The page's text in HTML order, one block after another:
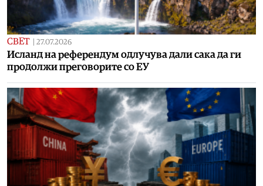
СВЕТ | 27.07.2026
Исланд на референдум одлучува дали сака да ги
продолжи преговорите со ЕУ